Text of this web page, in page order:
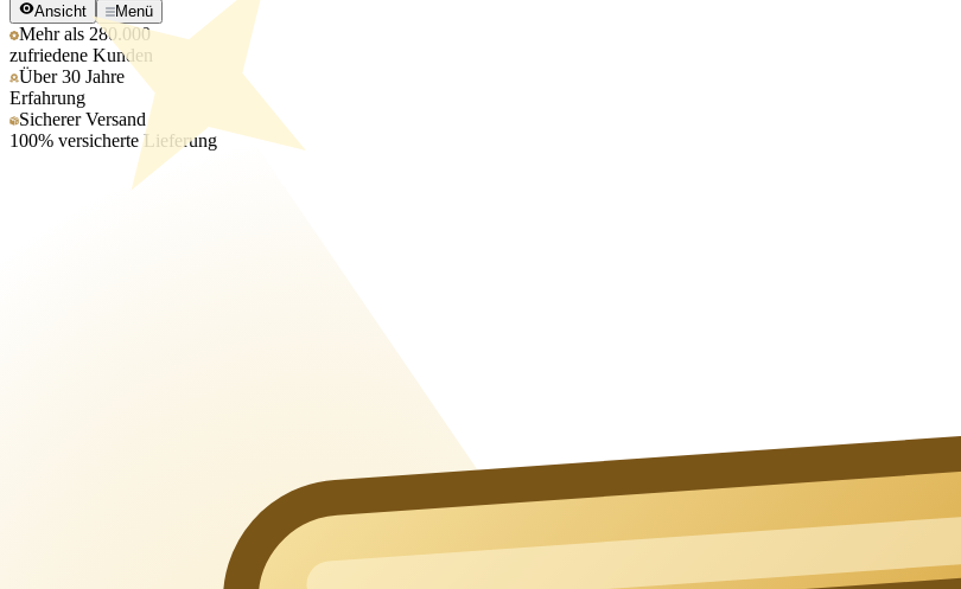
Ansicht Menü
Mehr als 280.000
zufriedene Kunden
Über 30 Jahre
Erfahrung
Sicherer Versand
100% versicherte Lieferung